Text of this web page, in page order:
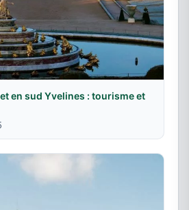
en sud Yvelines : tourisme et